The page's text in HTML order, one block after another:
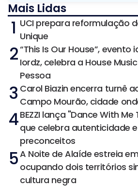
Mais Lidas
1 UCI prepara reformulação
Unique
2“This Is Our House”, evento
Iordz, celebra a House
Pessoa
3 Carol Biazin encerra turnê
Campo Mourão, cidade
4BEZZI lança "Dance With
que celebra autenticidade
preconceitos
5A Noite de Alaíde estreia
ocupando dois territórios
cultura negra